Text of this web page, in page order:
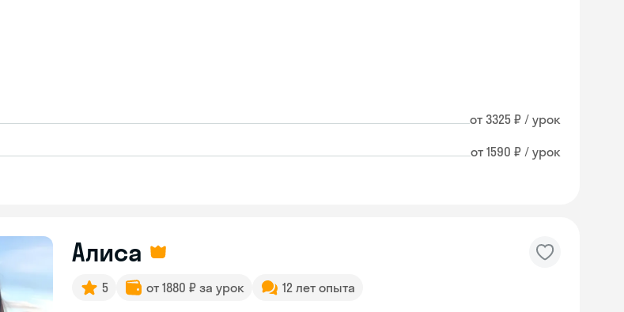
от 3325 ₽ / урок
от 1590 ₽ / урок
Алиса
5 от 1880 ₽ за урок 12 лет опыта